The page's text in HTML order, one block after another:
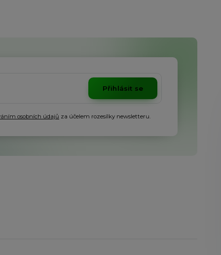
Přihlásit se
osobních údajů za účelem rozesílky newsletteru.